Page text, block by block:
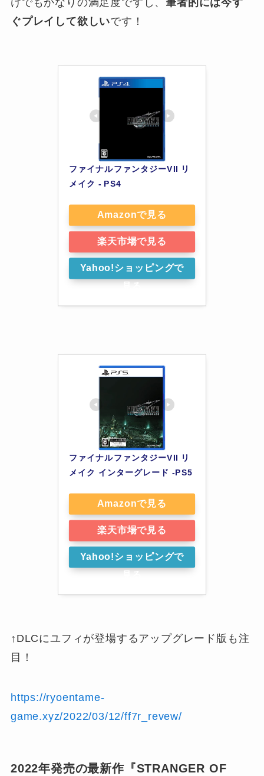
ぐプレイして欲しいです！
ファイナルファンタジーVII リ
メイク - PS4
Amazonで見る
楽天市場で見る
Yahoo!ショッピングで
ファイナルファンタジーVII リ
メイク インターグレード -PS5
Amazonで見る
楽天市場で見る
Yahoo!ショッピングで
↑DLCにユフィが登場するアップグレード版も注
目！
https://ryoentame-
game.xyz/2022/03/12/ff7r_revew/
2022年発売の最新作『STRANGER OF